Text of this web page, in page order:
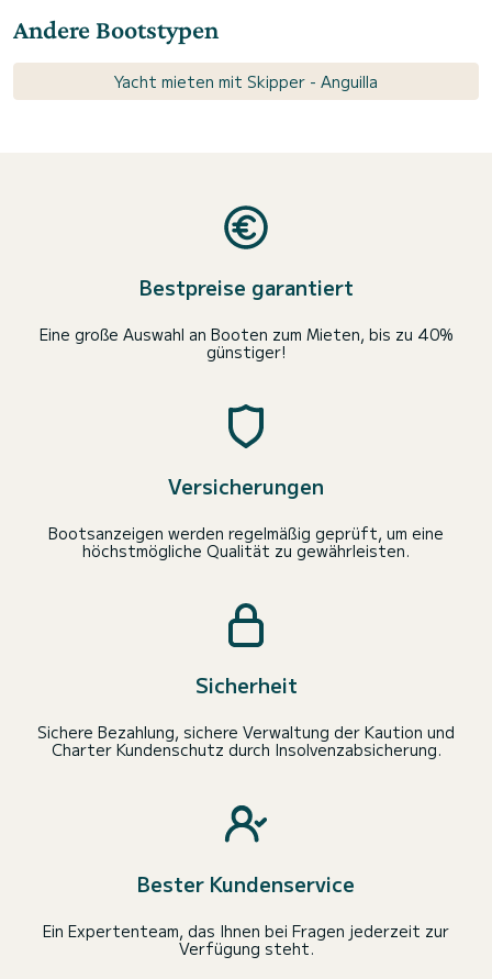
Andere Bootstypen
Yacht mieten mit Skipper - Anguilla
Bestpreise garantiert
Eine große Auswahl an Booten zum Mieten, bis zu 40%
günstiger!
Versicherungen
Bootsanzeigen werden regelmäßig geprüft, um eine
höchstmögliche Qualität zu gewährleisten.
Sicherheit
Sichere Bezahlung, sichere Verwaltung der Kaution und
Charter Kundenschutz durch Insolvenzabsicherung.
Bester Kundenservice
Ein Expertenteam, das Ihnen bei Fragen jederzeit zur
Verfügung steht.